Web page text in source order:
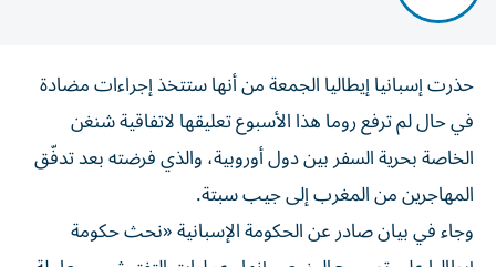
حذرت إسبانيا إيطاليا الجمعة من أنها ستتخذ إجراءات مضادة
في حال لم ترفع روما هذا الأسبوع تعليقها لاتفاقية شنغن
الخاصة بحرية السفر بين دول أوروبية، والذي فرضته بعد تدفّق
المهاجرين من المغرب إلى جيب سبتة.
وجاء في بيان صادر عن الحكومة الإسبانية «نحث حكومة